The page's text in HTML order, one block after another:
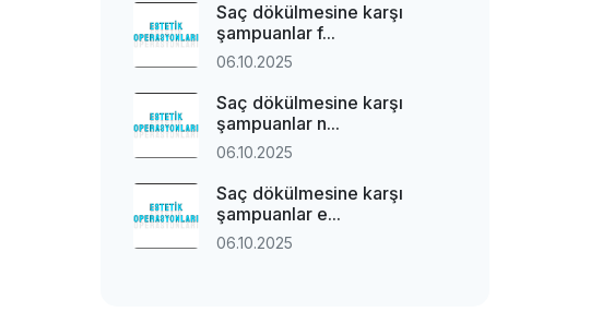
Saç dökülmesine karşı
şampuanlar f...
06.10.2025
Saç dökülmesine karşı
şampuanlar n...
06.10.2025
Saç dökülmesine karşı
şampuanlar e...
06.10.2025